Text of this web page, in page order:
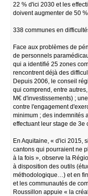
22 % d'ici 2030 et les
doivent augmenter de 50
338 communes en
Face aux problèmes de
de personnels
qui a identifié 25 zones
rencontrent déjà des
Depuis 2006, le conseil
qui comprend, entre
M€ d'investissements) ;
contre l'engagement
minimum ; des indemnités
effectuant leur stage de 3e
En Aquitaine, « d'ici 2015,
cantons qui pourraient ne
à la fois », observe la
à disposition des outils
méthodologique…) et en
et les communautés de
Roussillon appuie « la